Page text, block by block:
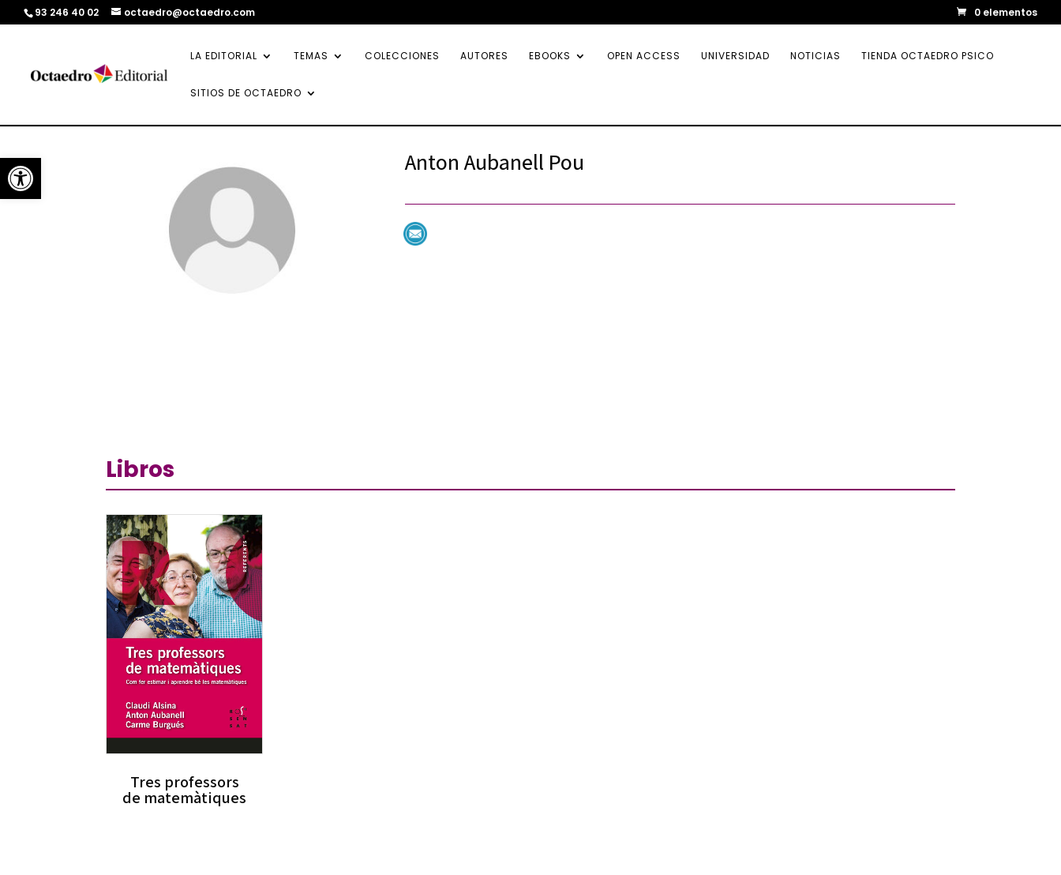
Abrir barra de herramientas
93 246 40 02 octaedro@octaedro.com 0 elementos
LA EDITORIAL TEMAS COLECCIONES AUTORES EBOOKS OPEN ACCESS UNIVERSIDAD NOTICIAS TIENDA OCTAEDRO PSICO
SITIOS DE OCTAEDRO
Anton Aubanell Pou
Libros
Tres professors
de matemàtiques